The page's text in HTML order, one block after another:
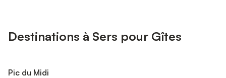
Destinations à Sers pour Gîtes
Pic du Midi